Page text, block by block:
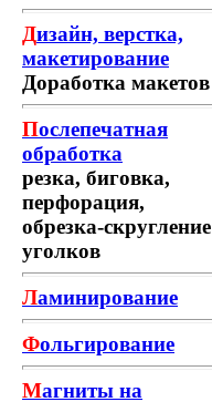
Дизайн, верстка,
макетирование
Доработка макетов
Послепечатная
обработка
резка, биговка,
перфорация,
обрезка-скругление
уголков
Ламинирование
Фольгирование
Магниты на